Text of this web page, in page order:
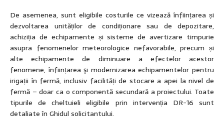
De asemenea, sunt eligibile costurile ce vizează înființarea și
dezvoltarea unităților de condiționare sau de depozitare,
achiziția de echipamente și sisteme de avertizare timpurie
asupra fenomenelor meteorologice nefavorabile, precum și
alte echipamente de diminuare a efectelor acestor
fenomene, înființarea şi modernizarea echipamentelor pentru
irigații în fermă, inclusiv facilități de stocare a apei la nivel de
fermă – doar ca o componentă secundară a proiectului. Toate
tipurile de cheltuieli eligibile prin intervenția DR-16 sunt
detaliate în Ghidul solicitantului.